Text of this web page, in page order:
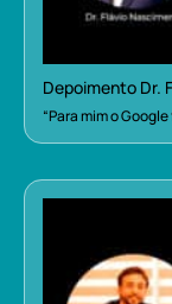
Depoimento Dr.
“Para mim o